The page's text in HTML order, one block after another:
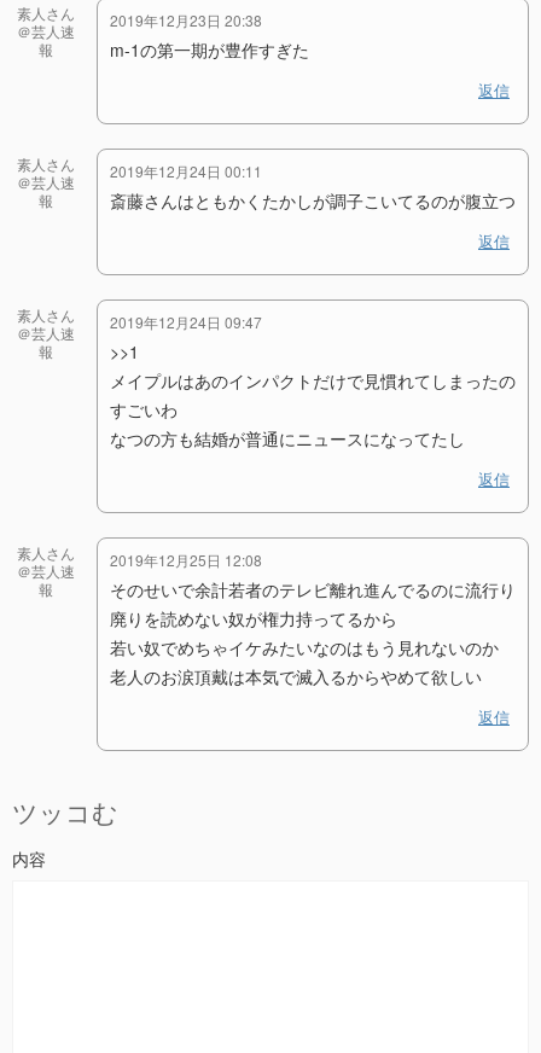
素人さん
＠芸人速
報
2019年12月23日 20:38
m-1の第一期が豊作すぎた
返信
素人さん
＠芸人速
報
2019年12月24日 00:11
斎藤さんはともかくたかしが調子こいてるのが腹立つ
返信
素人さん
＠芸人速
報
2019年12月24日 09:47
>>1
メイプルはあのインパクトだけで見慣れてしまったの
すごいわ
なつの方も結婚が普通にニュースになってたし
返信
素人さん
＠芸人速
報
2019年12月25日 12:08
そのせいで余計若者のテレビ離れ進んでるのに流行り
廃りを読めない奴が権力持ってるから
若い奴でめちゃイケみたいなのはもう見れないのか
老人のお涙頂戴は本気で滅入るからやめて欲しい
返信
ツッコむ